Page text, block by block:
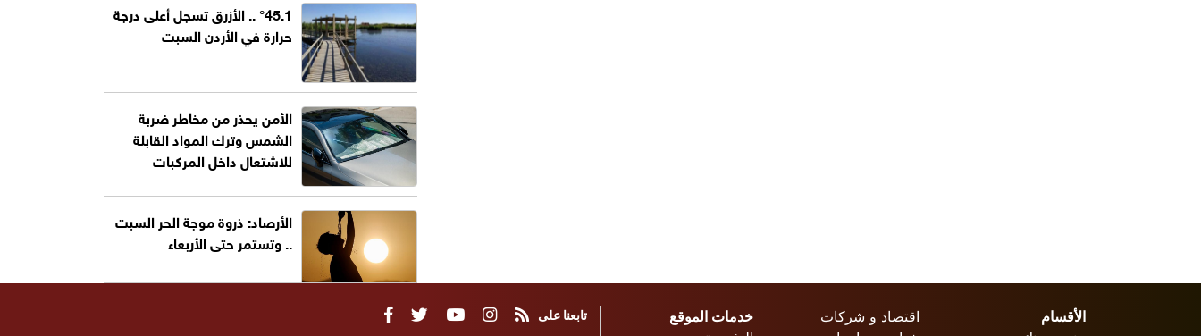
°45.1 .. الأزرق تسجل أعلى درجة
حرارة في الأردن السبت
الأمن يحذر من مخاطر ضربة
الشمس وترك المواد القابلة
للاشتعال داخل المركبات
الأرصاد: ذروة موجة الحر السبت
.. وتستمر حتى الأربعاء
الأقسام
اقتصاد و شركات
خدمات الموقع
تابعنا على